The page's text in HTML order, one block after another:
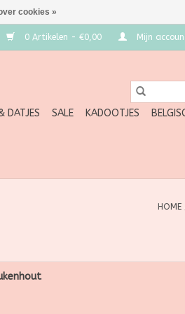
0 Artikelen - €0,00 Mijn
DATJES SALE KADOOTJES
HOME
cookies »